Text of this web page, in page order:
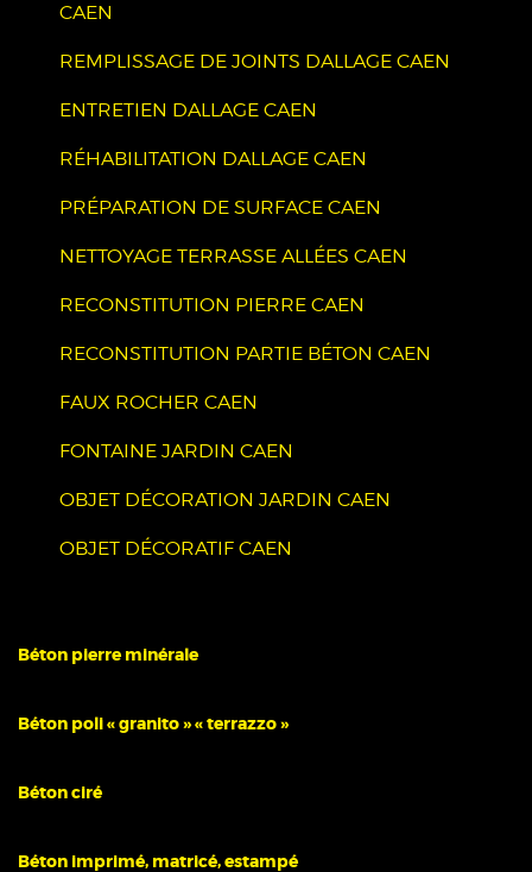
CAEN
REMPLISSAGE DE JOINTS DALLAGE CAEN
ENTRETIEN DALLAGE CAEN
RÉHABILITATION DALLAGE CAEN
PRÉPARATION DE SURFACE CAEN
NETTOYAGE TERRASSE ALLÉES CAEN
RECONSTITUTION PIERRE CAEN
RECONSTITUTION PARTIE BÉTON CAEN
FAUX ROCHER CAEN
FONTAINE JARDIN CAEN
OBJET DÉCORATION JARDIN CAEN
OBJET DÉCORATIF CAEN
Béton pierre minérale
Béton poli « granito » « terrazzo »
Béton ciré
Béton imprimé, matricé, estampé